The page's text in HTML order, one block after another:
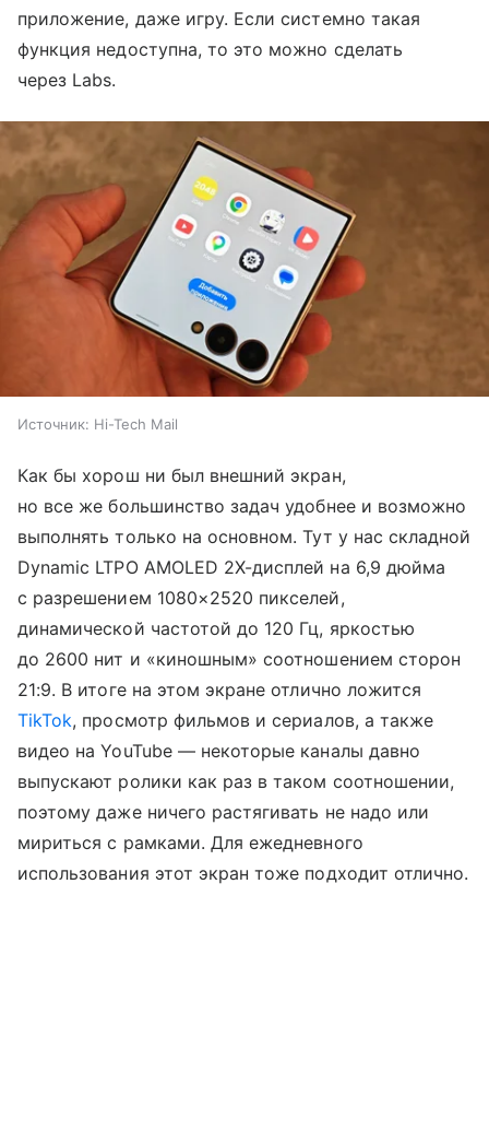
приложение, даже игру. Если системно такая
функция недоступна, то это можно сделать
через Labs.
Источник: Hi-Tech Mail
Как бы хорош ни был внешний экран,
но все же большинство задач удобнее и возможно
выполнять только на основном. Тут у нас складной
Dynamic LTPO AMOLED 2X-дисплей на 6,9 дюйма
с разрешением 1080×2520 пикселей,
динамической частотой до 120 Гц, яркостью
до 2600 нит и «киношным» соотношением сторон
21:9. В итоге на этом экране отлично ложится
TikTok, просмотр фильмов и сериалов, а также
видео на YouTube — некоторые каналы давно
выпускают ролики как раз в таком соотношении,
поэтому даже ничего растягивать не надо или
мириться с рамками. Для ежедневного
использования этот экран тоже подходит отлично.